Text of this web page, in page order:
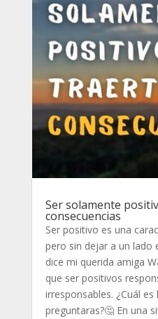
Ser solamente
consecuencias
Ser positivo es una
pero sin dejar a un lado
dice mi querida amiga
que ser positivos
irresponsables. ¿Cuál
preguntaras?🤔 En una